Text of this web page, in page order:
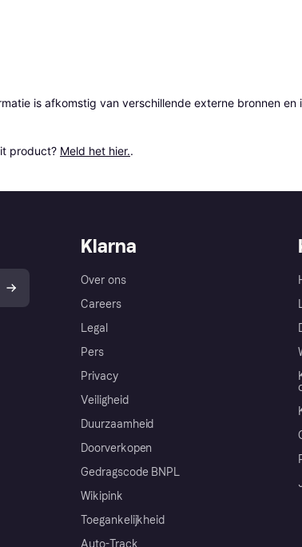
is afkomstig van verschillende externe bronnen en
product? Meld het hier..
Klarna
Over ons
Careers
Legal
Pers
Privacy
Veiligheid
Duurzaamheid
Doorverkopen
Gedragscode BNPL
Wikipink
Toegankelijkheid